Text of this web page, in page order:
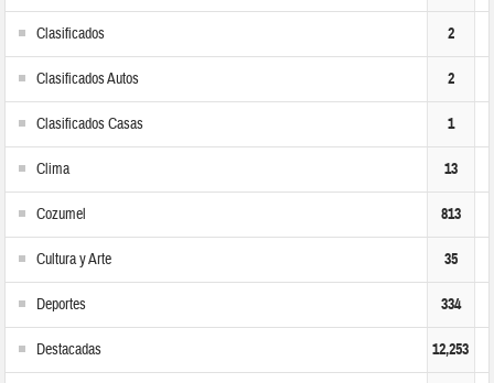
Clasificados 2
Clasificados Autos 2
Clasificados Casas 1
Clima 13
Cozumel 813
Cultura y Arte 35
Deportes 334
Destacadas 12,253